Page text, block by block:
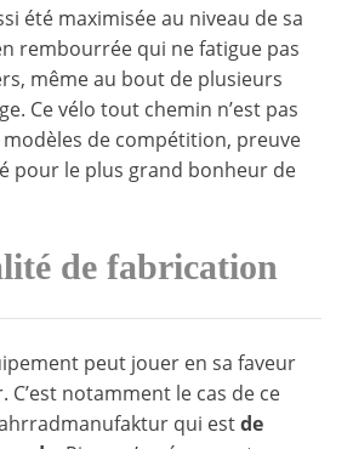
été maximisée au niveau de sa
rembourrée qui ne fatigue pas
même au bout de plusieurs
Ce vélo tout chemin n’est pas
de compétition, preuve
pour le plus grand bonheur de
de fabrication
peut jouer en sa faveur
C’est notamment le cas de ce
qui estde